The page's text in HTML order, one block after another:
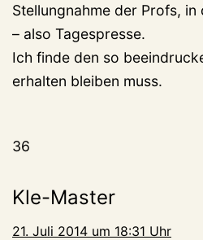
Stellungnahme der Profs,
– also Tagespresse.
Ich finde den so
erhalten bleiben muss.
36
Kle-Master
21. Juli 2014 um 18:31 Uhr